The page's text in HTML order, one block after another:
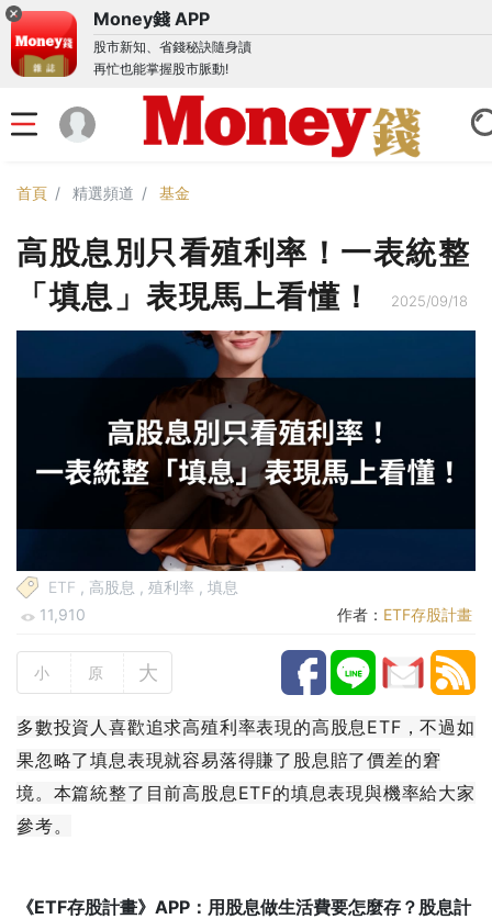
Money錢 APP
股市新知、省錢秘訣隨身讀
再忙也能掌握股市脈動!
首頁 精選頻道 基金
高股息別只看殖利率！一表統整
「填息」表現馬上看懂！
2025/09/18
ETF , 高股息 , 殖利率 , 填息
11,910
作者： ETF存股計畫
小 原 大
多數投資人喜歡追求高殖利率表現的高股息ETF，不過如
果忽略了填息表現就容易落得賺了股息賠了價差的窘
境。本篇統整了目前高股息ETF的填息表現與機率給大家
參考。
《ETF存股計畫》APP：用股息做生活費要怎麼存？股息計